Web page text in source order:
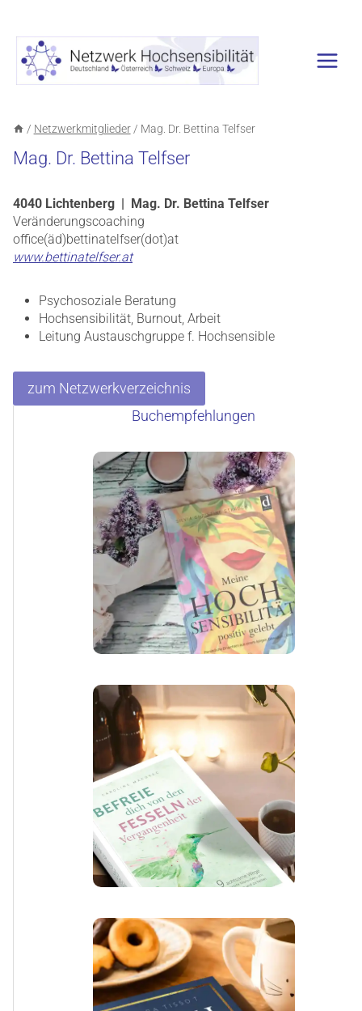
springen
/ Netzwerkmitglieder / Mag. Dr. Bettina Telfser
Mag. Dr. Bettina Telfser
4040 Lichtenberg | Mag. Dr. Bettina Telfser
Veränderungscoaching
office(äd)bettinatelfser(dot)at
www.bettinatelfser.at
Psychosoziale Beratung
Hochsensibilität, Burnout, Arbeit
Leitung Austauschgruppe f. Hochsensible
zum Netzwerkverzeichnis
Buchempfehlungen